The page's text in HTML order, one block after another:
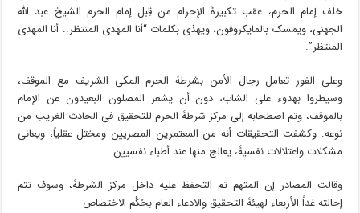
خلف إمام الحرم، عقب تکبیرۀ الإحرام من قِبل إمام الحرم الشیخ عبد الله
الجهنی، ویمسک بالمایکروفون، ویهذی بکلمات “أنا المهدی المنتظر.. أنا المهدی
المنتظر”.
وعلى الفور تعامل رجال الأمن بشرطۀ الحرم المکی الشریف مع الموقف،
وسیطروا بهدوء على الشاب، دون أن یشعر المصلون البعیدون عن الإمام
بالموقف، وتم اصطحابه إلى مرکز شرطۀ الحرم للتحقیق فی الحادث الغریب من
نوعه. وکشفت التحقیقات أنه من المعتمرین المصریین ومختل عقلیاً، ویعانی
مشکلات واعتلالات نفسیۀ، یعالج منها عند أطباء نفسیین.
وقالت المصادر إن المتهم تم التحفظ علیه داخل مرکز الشرطۀ، وسوف تتم
إحالته غداً الأربعاء لهیئۀ التحقیق والادعاء العام بحُکْم الاختصاص